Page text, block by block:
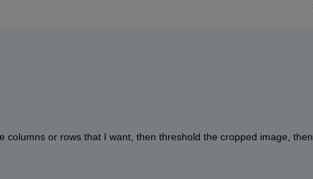
columns or rows that I want, then threshold the cropped image, then